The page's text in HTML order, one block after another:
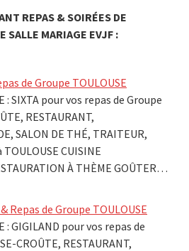
REPAS & SOIRÉES DE
SALLE MARIAGE EVJF :
de Groupe TOULOUSE
: SIXTA pour vos repas de Groupe
RESTAURANT,
SALON DE THÉ, TRAITEUR,
CUISINE
À THÈME GOÛTER…
Repas de Groupe TOULOUSE
: GIGILAND pour vos repas de
CROÛTE, RESTAURANT,